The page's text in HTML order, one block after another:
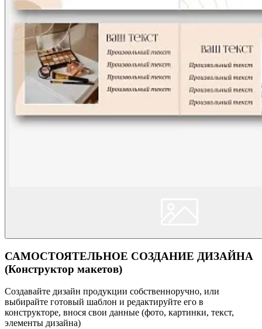
САМОСТОЯТЕЛЬНОЕ СОЗДАНИЕ ДИЗАЙНА
(Конструктор макетов)
Создавайте дизайн продукции собственноручно, или
выбирайте готовый шаблон и редактируйте его в
конструкторе, внося свои данные (фото, картинки, текст,
элементы дизайна)